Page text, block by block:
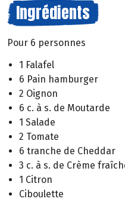
Ingrédients
Pour 6 personnes
1 Falafel
6 Pain hamburger
2 Oignon
6 c. à s. de Moutarde
1 Salade
2 Tomate
6 tranche de Cheddar
3 c. à s. de Crème
1 Citron
Ciboulette